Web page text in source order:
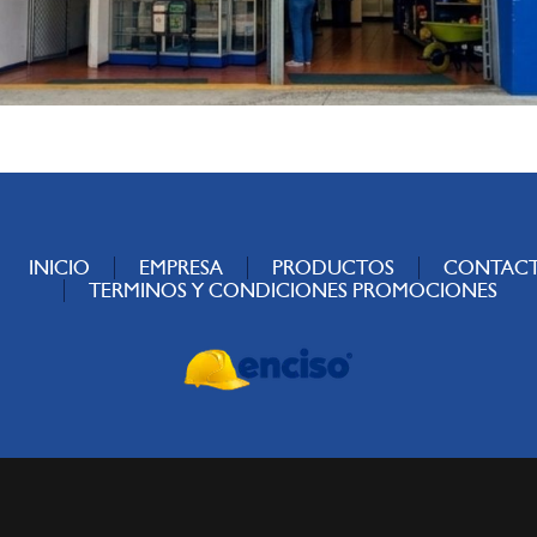
INICIO EMPRESA PRODUCTOS
TERMINOS Y CONDICIONES PROMOCIONES